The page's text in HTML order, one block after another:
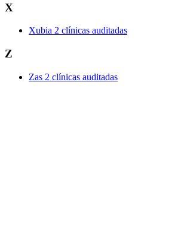
X
Xubia 2 clínicas auditadas
Z
Zas 2 clínicas auditadas